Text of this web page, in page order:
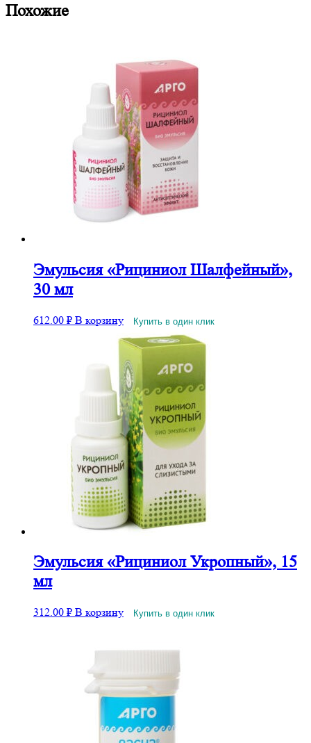
Похожие
Эмульсия «Рициниол Шалфейный»,
30 мл
612.00 ₽ В корзину Купить в один клик
Эмульсия «Рициниол Укропный», 15
мл
312.00 ₽ В корзину Купить в один клик